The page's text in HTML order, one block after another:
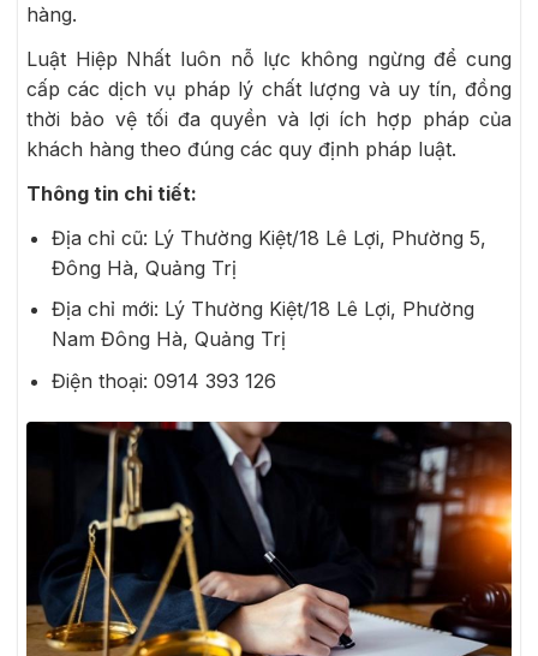
hàng.
Luật Hiệp Nhất luôn nỗ lực không ngừng để cung
cấp các dịch vụ pháp lý chất lượng và uy tín, đồng
thời bảo vệ tối đa quyền và lợi ích hợp pháp của
khách hàng theo đúng các quy định pháp luật.
Thông tin chi tiết:
Địa chỉ cũ: Lý Thường Kiệt/18 Lê Lợi, Phường 5,
Đông Hà, Quảng Trị
Địa chỉ mới: Lý Thường Kiệt/18 Lê Lợi, Phường
Nam Đông Hà, Quảng Trị
Điện thoại: 0914 393 126